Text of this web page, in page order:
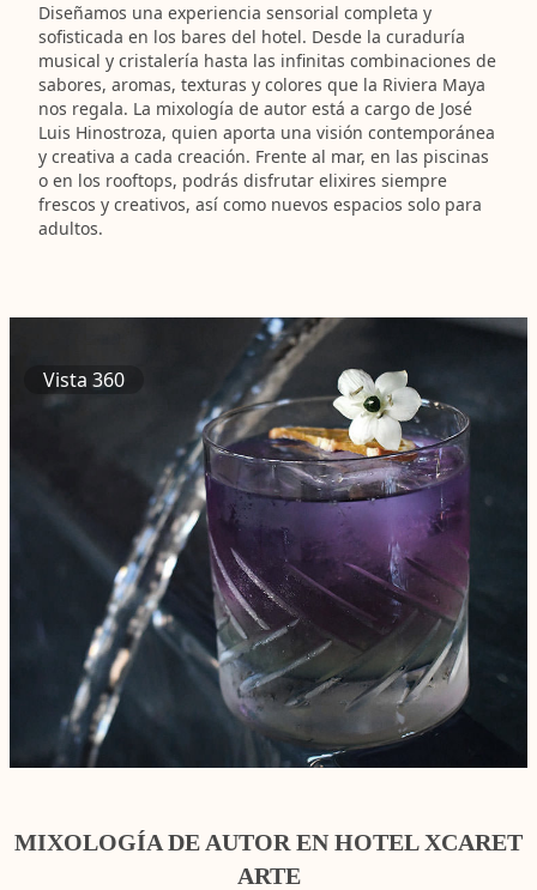
Diseñamos una experiencia sensorial completa y
sofisticada en los bares del hotel. Desde la curaduría
musical y cristalería hasta las infinitas combinaciones de
sabores, aromas, texturas y colores que la Riviera Maya
nos regala. La mixología de autor está a cargo de José
Luis Hinostroza, quien aporta una visión contemporánea
y creativa a cada creación. Frente al mar, en las piscinas
o en los rooftops, podrás disfrutar elixires siempre
frescos y creativos, así como nuevos espacios solo para
adultos.
Vista 360
MIXOLOGÍA DE AUTOR EN HOTEL XCARET
ARTE